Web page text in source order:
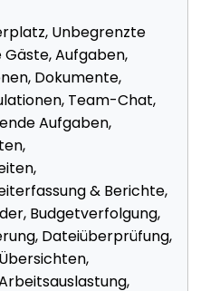
Unbegrenzte
Aufgaben,
Dokumente,
Team-Chat,
Aufgaben,
& Berichte,
Budgetverfolgung,
Dateiüberprüfung,